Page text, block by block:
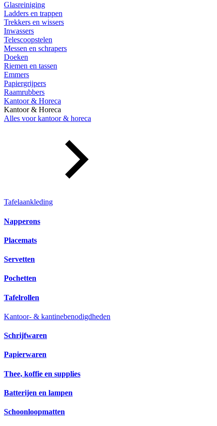
Glasreiniging
Ladders en trappen
Trekkers en wissers
Inwassers
Telescoopstelen
Messen en schrapers
Doeken
Riemen en tassen
Emmers
Papiergrijpers
Raamrubbers
Kantoor & Horeca
Kantoor & Horeca
Alles voor kantoor & horeca
Tafelaankleding
Napperons
Placemats
Servetten
Pochetten
Tafelrollen
Kantoor- & kantinebenodigdheden
Schrijfwaren
Papierwaren
Thee, koffie en supplies
Batterijen en lampen
Schoonloopmatten